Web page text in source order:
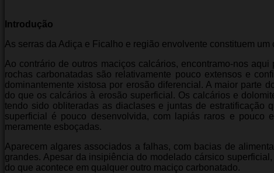
Introdução
As serras da Adiça e Ficalho e região envolvente constituem
Ao contrário de outros maciços calcários, encontramo-nos
rochas carbonatadas são relativamente pouco extensos e
dominantemente xistosa por erosão diferencial. A maior parte
do que os calcários à erosão superficial. Os calcários e
tendo sido obliteradas as diaclases e juntas de estratificação
superficial é pouco desenvolvida, com lapiás raros e pouco
meramente esboçadas.
Aparecem algares associados a falhas, com bacias de
grandes. Apesar da insipiência do modelado cársico
do que acontece em qualquer outro maciço carbonatado.